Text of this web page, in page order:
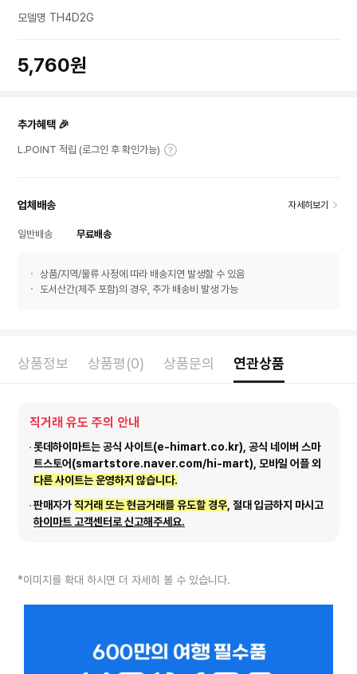
모델명 TH4D2G
5,760원
추가혜택 🎉
L.POINT 적립 (로그인 후 확인가능)
업체배송 자세히보기
일반배송 무료배송
상품/지역/물류 사정에 따라 배송지연 발생할 수 있음
도서산간(제주 포함)의 경우, 추가 배송비 발생 가능
상품정보 상품평(0) 상품문의 연관상품
직거래 유도 주의 안내
롯데하이마트는 공식 사이트(e-himart.co.kr), 공식 네이버 스마
트스토어(smartstore.naver.com/hi-mart), 모바일 어플 외
다른 사이트는 운영하지 않습니다.
판매자가직거래 또는 현금거래를 유도할 경우 , 절대 입금하지 마시고
하이마트 고객센터로 신고해주세요.
*이미지를 확대 하시면 더 자세히 볼 수 있습니다.